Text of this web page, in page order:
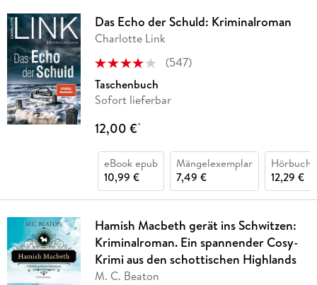
Das Echo der Schuld: Kriminalroman
Charlotte Link
(547)
Taschenbuch
Sofort lieferbar
12,00 €*
eBook epub
10,99 €
Mängelexemplar
7,49 €
Hörbuch
12,29 €
Hamish Macbeth gerät ins Schwitzen:
Kriminalroman. Ein spannender Cosy-
Krimi aus den schottischen Highlands
M. C. Beaton